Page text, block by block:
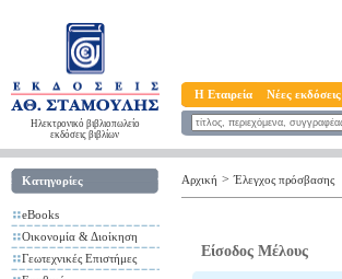
Ηλεκτρονικό βιβλιοπωλείο
εκδόσεις βιβλίων
Η Εταιρεία Νέες εκδόσεις
Κατηγορίες
eBooks
Οικονομία & Διοίκηση
Γεωτεχνικές Επιστήμες
Αρχική > Έλεγχος πρόσβασης
Είσοδος Μέλους